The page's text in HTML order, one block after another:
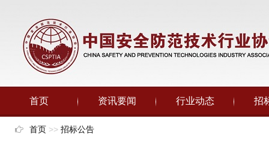
首页 资讯要闻 行业动态 招
首页 >> 招标公告